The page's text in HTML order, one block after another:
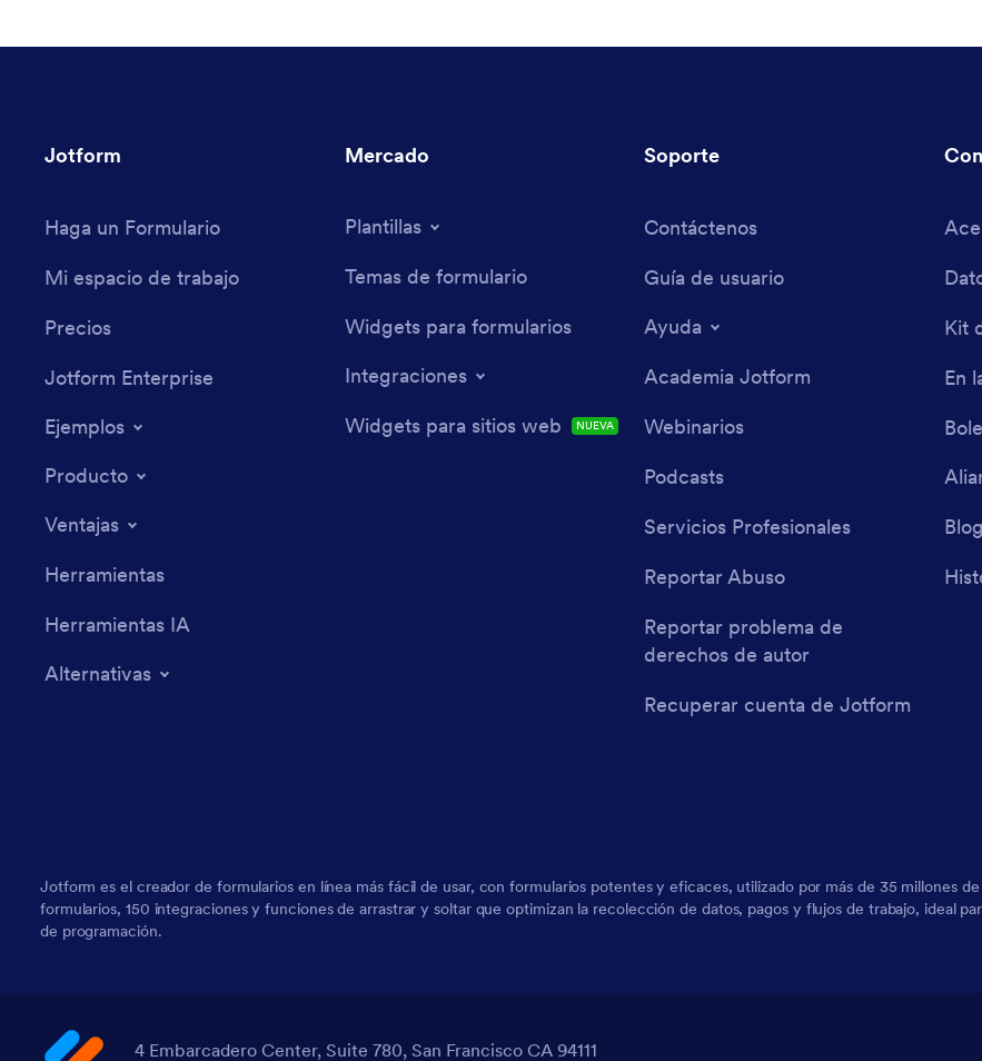
Jotform
Haga un Formulario
Mi espacio de trabajo
Precios
Jotform Enterprise
Ejemplos
Producto
Ventajas
Herramientas
Herramientas IA
Alternativas
Mercado
Plantillas
Temas de formulario
Widgets para formularios
Integraciones
Widgets para sitios web
NUEVA
Soporte
Contáctenos
Guía de usuario
Ayuda
Academia Jotform
Webinarios
Podcasts
Servicios Profesionales
Reportar Abuso
Reportar problema de
derechos de autor
Recuperar cuenta de Jotform
Kit
En
Blog
Jotform es el creador de formularios en línea más fácil de usar, con formularios potentes y eficaces, utilizado por más de 35 millones
formularios, 150 integraciones y funciones de arrastrar y soltar que optimizan la recolección de datos, pagos y flujos de trabajo, ideal
de programación.
4 Embarcadero Center, Suite 780, San Francisco CA 94111